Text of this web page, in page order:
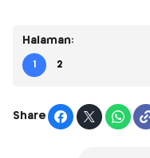
Halaman:
1 2
Share